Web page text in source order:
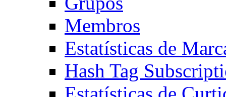
Membros
Estatísticas de
Hash Tag